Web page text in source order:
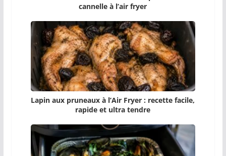
cannelle à l’air fryer
Lapin aux pruneaux à l’Air Fryer : recette facile,
rapide et ultra tendre